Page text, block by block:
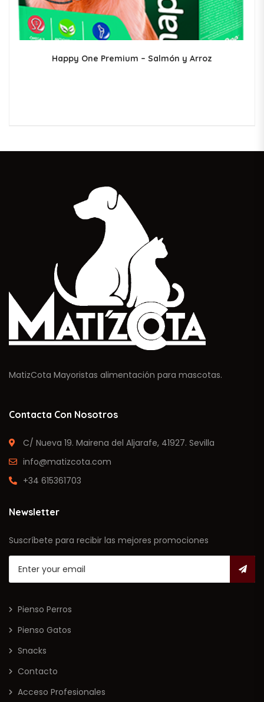
Happy One Premium – Salmón y Arroz
MatizCota Mayoristas alimentación para mascotas.
Contacta Con Nosotros
C/ Nueva 19. Mairena del Aljarafe, 41927. Sevilla
info@matizcota.com
+34 615361703
Newsletter
Suscríbete para recibir las mejores promociones
Pienso Perros
Pienso Gatos
Snacks
Contacto
Acceso Profesionales